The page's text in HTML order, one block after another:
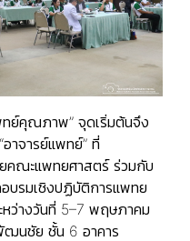
ทย์คุณภาพ” จุดเริ่มต้นจึง
อาจารย์แพทย์” ที่
คณะแพทยศาสตร์ ร่วมกับ
บรมเชิงปฏิบัติการแพทย
หว่างวันที่ 5–7 พฤษภาคม
นชัย ชั้น 6 อาคาร